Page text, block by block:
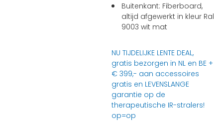
Buitenkant: Fiberboard,
altijd afgewerkt in kleur Ral
9003 wit mat
NU TIJDELIJKE LENTE DEAL,
gratis bezorgen in NL en BE +
€ 399,- aan accessoires
gratis en LEVENSLANGE
garantie op de
therapeutische IR-stralers!
op=op